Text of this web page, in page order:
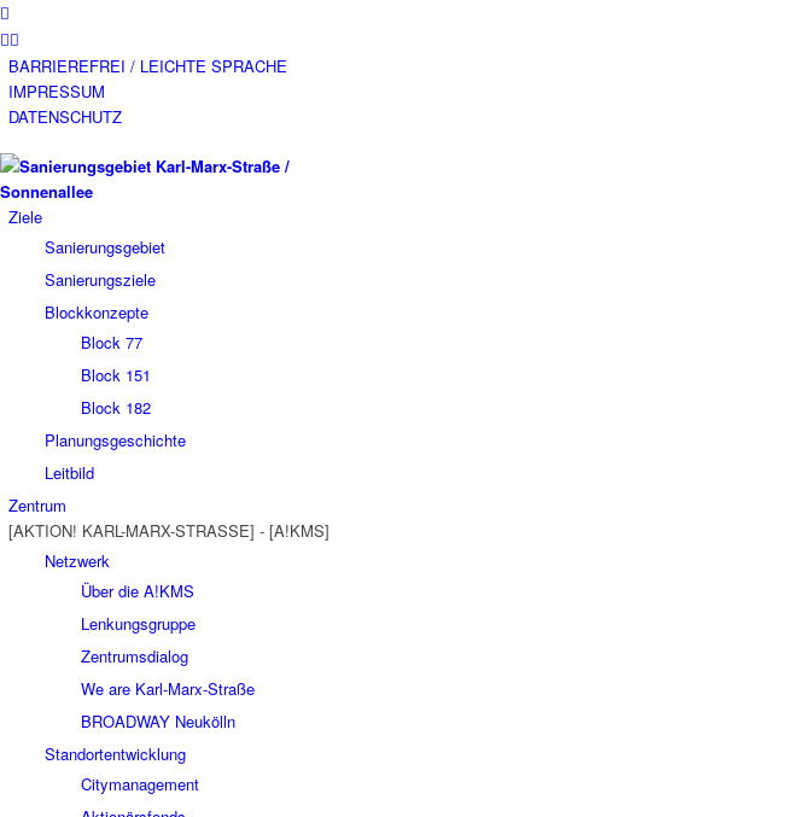
BARRIEREFREI / LEICHTE SPRACHE
IMPRESSUM
DATENSCHUTZ
Ziele
Sanierungsgebiet
Sanierungsziele
Blockkonzepte
Block 77
Block 151
Block 182
Planungsgeschichte
Leitbild
Zentrum
[AKTION! KARL-MARX-STRASSE] - [A!KMS]
Netzwerk
Über die A!KMS
Lenkungsgruppe
Zentrumsdialog
We are Karl-Marx-Straße
BROADWAY Neukölln
Standortentwicklung
Citymanagement